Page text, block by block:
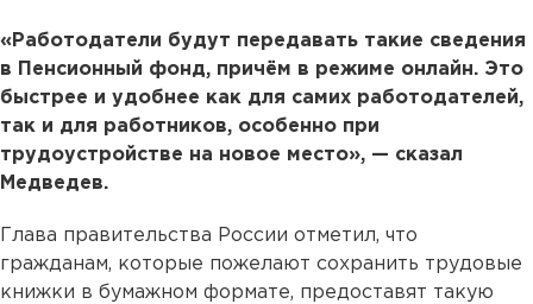
«Работодатели будут передавать такие сведения
в Пенсионный фонд, причём в режиме онлайн. Это
быстрее и удобнее как для самих работодателей,
так и для работников, особенно при
трудоустройстве на новое место», — сказал
Медведев.
Глава правительства России отметил, что
гражданам, которые пожелают сохранить трудовые
книжки в бумажном формате, предоставят такую